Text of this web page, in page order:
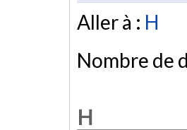
Aller à : H
Nombre de
H